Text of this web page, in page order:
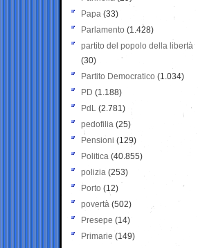
Papa (33)
Parlamento (1.428)
partito del popolo della libertà
(30)
Partito Democratico (1.034)
PD (1.188)
PdL (2.781)
pedofilia (25)
Pensioni (129)
Politica (40.855)
polizia (253)
Porto (12)
povertà (502)
Presepe (14)
Primarie (149)